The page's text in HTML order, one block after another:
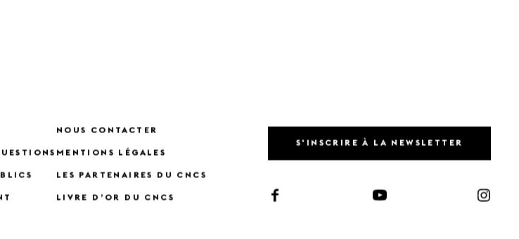
NOUS CONTACTER
MENTIONS LÉGALES
LES PARTENAIRES DU CNCS
LIVRE D’OR DU CNCS
S'INSCRIRE À LA NEWSLETTER